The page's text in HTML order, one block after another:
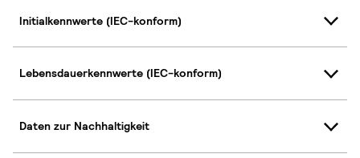
Initialkennwerte (IEC-konform)
Lebensdauerkennwerte (IEC-konform)
Daten zur Nachhaltigkeit